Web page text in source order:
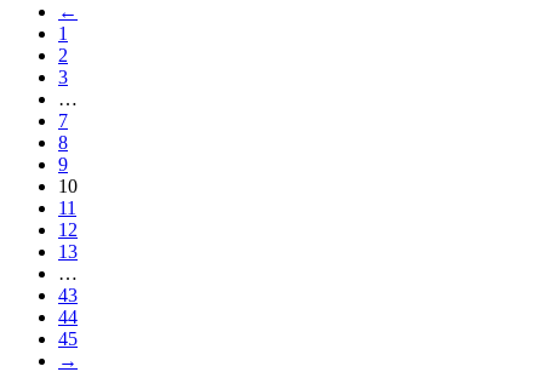
←
1
2
3
…
7
8
9
10
11
12
13
…
43
44
45
→